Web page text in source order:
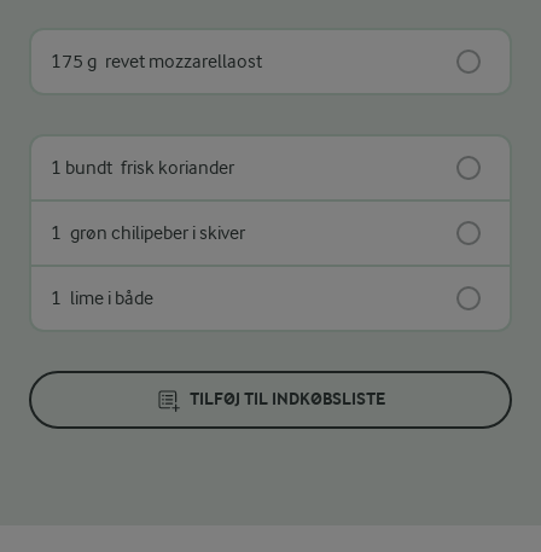
175 g revet mozzarellaost
1 bundt frisk koriander
1 grøn chilipeber i skiver
1 lime i både
TILFØJ TIL INDKØBSLISTE